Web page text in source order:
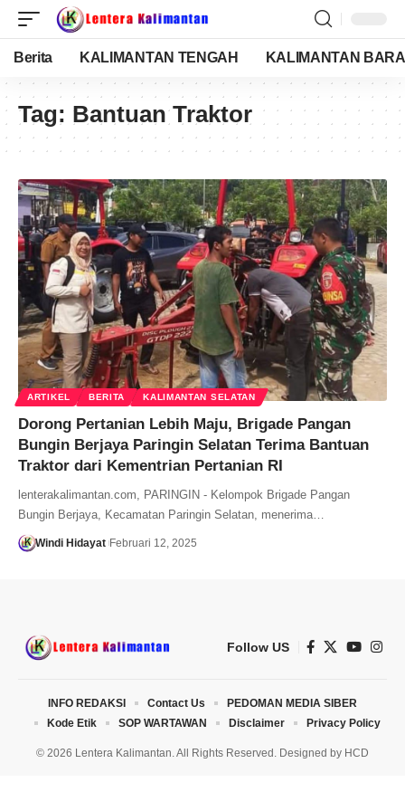
Berita KALIMANTAN TENGAH KALIMANTAN
Tag: Bantuan Traktor
ARTIKEL BERITA KALIMANTAN SELATAN
Dorong Pertanian Lebih Maju, Brigade Pangan
Bungin Berjaya Paringin Selatan Terima Bantuan
Traktor dari Kementrian Pertanian RI
lenterakalimantan.com, PARINGIN - Kelompok Brigade Pangan
Bungin Berjaya, Kecamatan Paringin Selatan, menerima…
Windi Hidayat Februari 12, 2025
Follow US
© 2026 Lentera Kalimantan. All Rights Reserved. Designed by HCD
INFO REDAKSI Contact Us
PEDOMAN MEDIA SIBER
Kode Etik
SOP WARTAWAN Disclaimer Privacy Policy